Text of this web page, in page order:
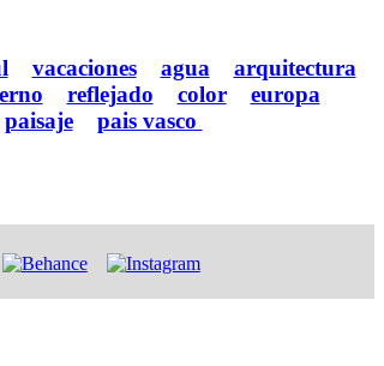
vacaciones agua
arquitectura
reflejado color
europa
paisaje pais vasco